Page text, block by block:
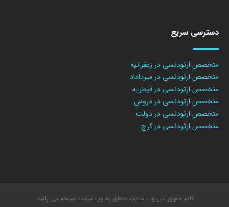
دسترسی سریع
متخصص ارتودنسی در زعفرانیه
متخصص ارتودنسی در میرداماد
متخصص ارتودنسی در قیطریه
متخصص ارتودنسی در دروس
متخصص ارتودنسی در دولت
متخصص ارتودنسی در کرج
کلیه حقوق این وب سایت متعلق به وب سایت نسخه می باشد.